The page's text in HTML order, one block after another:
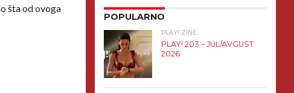
šta od ovoga
POPULARNO
PLAY! ZINE
PLAY! 203 – JUL/AVGUST
2026